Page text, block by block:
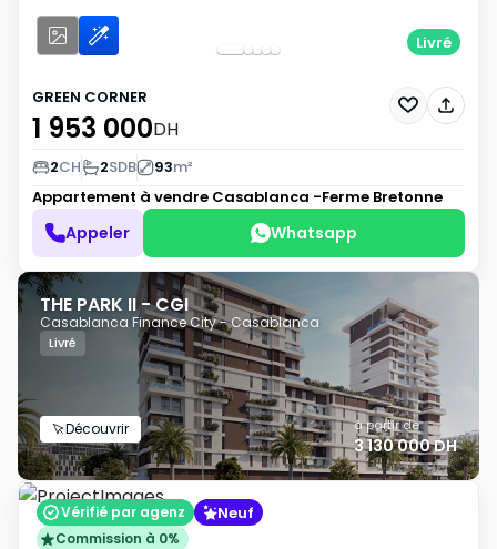
Livré
GREEN CORNER
1 953 000DH
2CH 2SDB 93m²
Appartement à vendre Casablanca -Ferme Bretonne
Appeler Whatsapp
THE PARK II - CGI
Casablanca Finance City - Casablanca
Livré
Découvrir à partir de
3 130 000 DH
Vérifié par agenz Neuf
Commission à 0%